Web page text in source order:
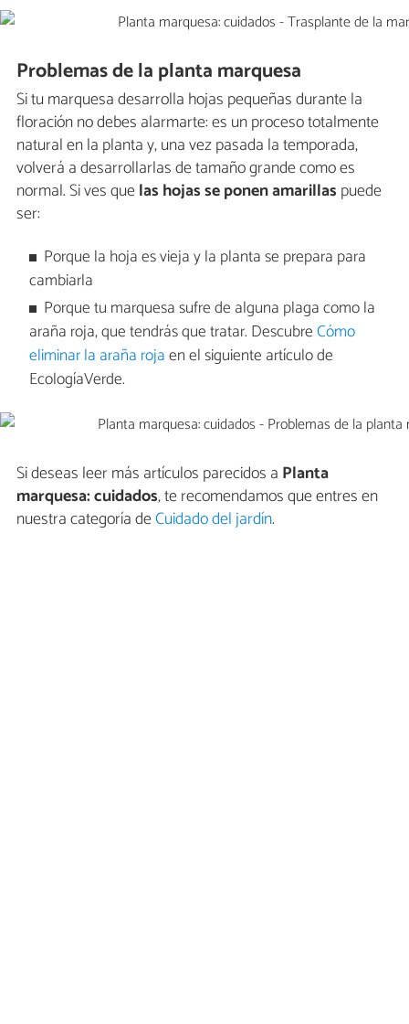
Problemas de la planta marquesa
Si tu marquesa desarrolla hojas pequeñas durante la
floración no debes alarmarte: es un proceso totalmente
natural en la planta y, una vez pasada la temporada,
volverá a desarrollarlas de tamaño grande como es
normal. Si ves quelas hojas se ponen amarillas puede
ser:
Porque la hoja es vieja y la planta se prepara para
cambiarla
Porque tu marquesa sufre de alguna plaga como la
araña roja, que tendrás que tratar. DescubreCómo
eliminar la araña rojaen el siguiente artículo de
EcologíaVerde.
Si deseas leer más artículos parecidos a Planta
marquesa: cuidados, te recomendamos que entres en
nuestra categoría deCuidado del jardín.